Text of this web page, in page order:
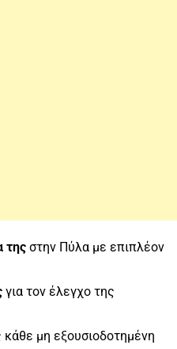
της στην Πύλα με επιπλέον
για τον έλεγχο της
μη εξουσιοδοτημένη